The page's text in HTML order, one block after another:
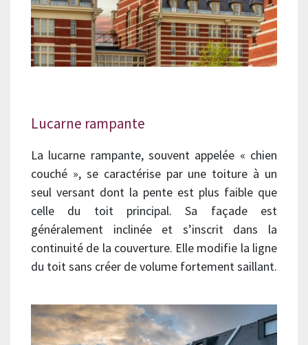
Lucarne rampante
La lucarne rampante, souvent appelée « chien
couché », se caractérise par une toiture à un
seul versant dont la pente est plus faible que
celle du toit principal. Sa façade est
généralement inclinée et s’inscrit dans la
continuité de la couverture. Elle modifie la ligne
du toit sans créer de volume fortement saillant.